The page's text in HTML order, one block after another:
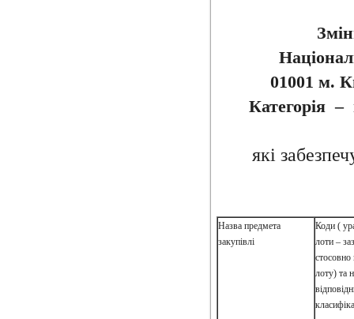
01001 м.
Категорія –
які
Назва предмета
закупівлі
Коди (
лоти –
лоту) та